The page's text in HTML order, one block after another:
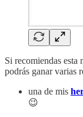
Si recomiendas
podrás ganar varias
una de mis
😉